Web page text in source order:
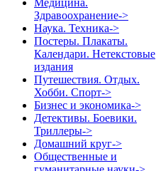
Медицина.
Здравоохранение->
Наука. Техника->
Постеры. Плакаты.
Календари. Нетекстовые
издания
Путешествия. Отдых.
Хобби. Спорт->
Бизнес и экономика->
Детективы. Боевики.
Триллеры->
Домашний круг->
Общественные и